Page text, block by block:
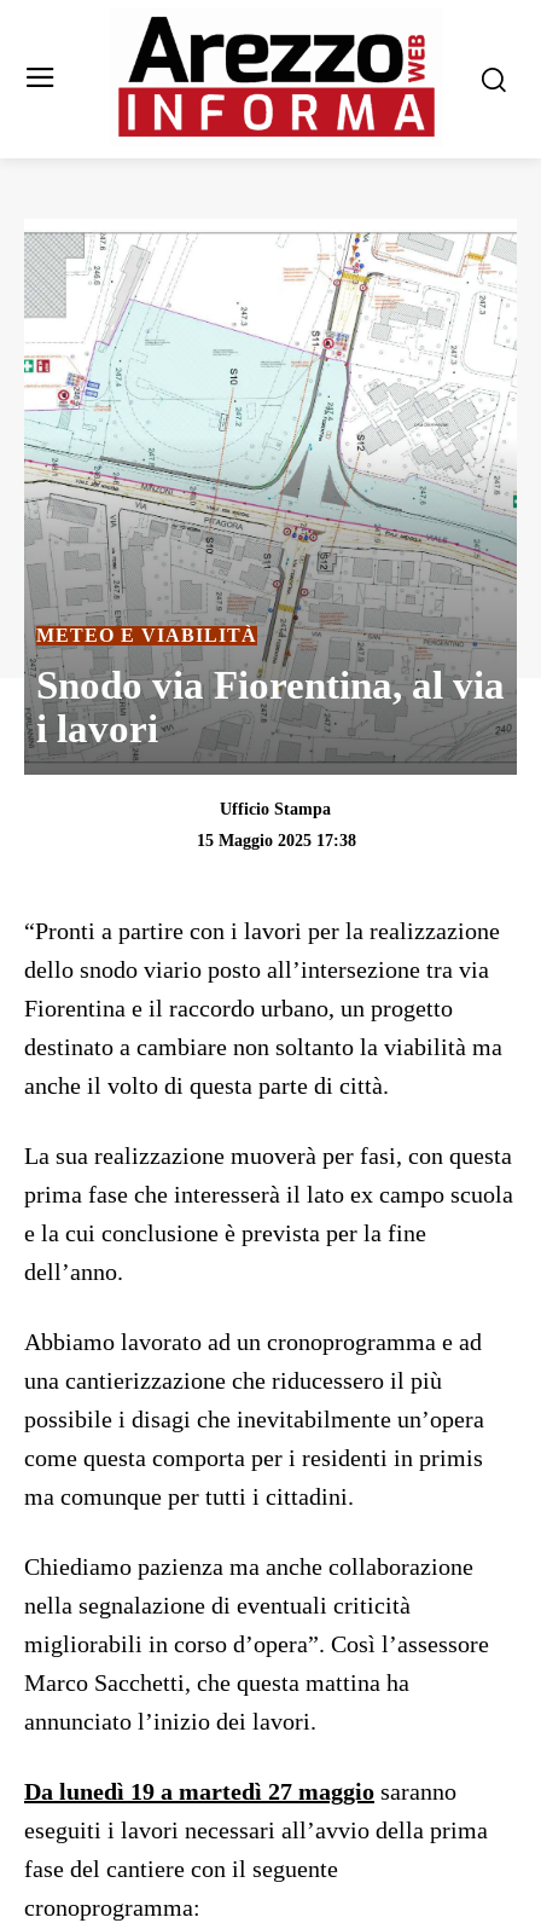
METEO E VIABILITÀ
Snodo via Fiorentina, al via
i lavori
Ufficio Stampa
15 Maggio 2025 17:38
“Pronti a partire con i lavori per la realizzazione
dello snodo viario posto all’intersezione tra via
Fiorentina e il raccordo urbano, un progetto
destinato a cambiare non soltanto la viabilità ma
anche il volto di questa parte di città.
La sua realizzazione muoverà per fasi, con questa
prima fase che interesserà il lato ex campo scuola
e la cui conclusione è prevista per la fine
dell’anno.
Abbiamo lavorato ad un cronoprogramma e ad
una cantierizzazione che riducessero il più
possibile i disagi che inevitabilmente un’opera
come questa comporta per i residenti in primis
ma comunque per tutti i cittadini.
Chiediamo pazienza ma anche collaborazione
nella segnalazione di eventuali criticità
migliorabili in corso d’opera”. Così l’assessore
Marco Sacchetti, che questa mattina ha
annunciato l’inizio dei lavori.
Da lunedì 19 a martedì 27 maggio saranno
eseguiti i lavori necessari all’avvio della prima
fase del cantiere con il seguente
cronoprogramma: